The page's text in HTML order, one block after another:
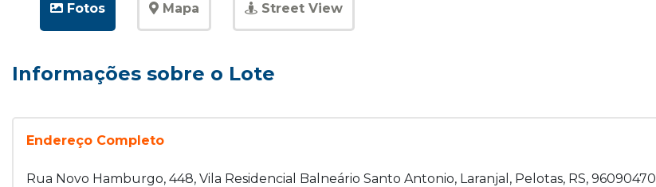
Fotos Mapa Street View
Informações sobre o Lote
Endereço Completo
Rua Novo Hamburgo, 448, Vila Residencial Balneário Santo Antonio, Laranjal, Pelotas, RS, 96090470